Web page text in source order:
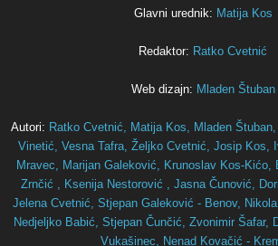
Glavni urednik: Matija Kos
Redaktor: Ratko Cvetnić
Web dizajn: Mladen Štuban
Autori: Ratko Cvetnić, Matija Kos, Mladen Štuban,
Vinetić, Vesna Tafra, Željko Cvetnić, Josip Kos,
Mravec, Marijan Galeković, Krunoslav Kos-Kićo,
Zrnčić , Ksenija Nestorović , Jasna Čunović,
Jelena Cvetnić, Stjepan Galeković - Benov,
Nedjeljko Babić, Stjepan Čunčić, Zvonimir Šafar,
Vukašinec, Nenad Kovačić -